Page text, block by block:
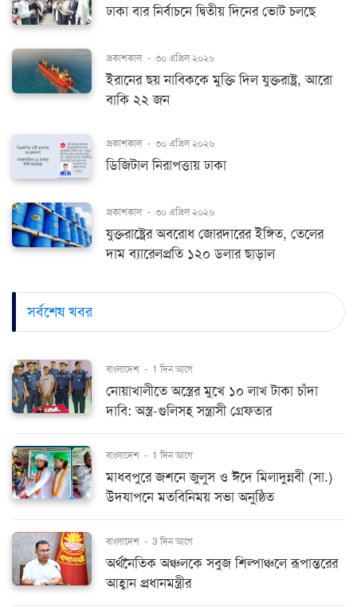
ঢাকা বার নির্বাচনে দ্বিতীয় দিনের ভোট চলছে
প্রকাশকাল - ৩০ এপ্রিল ২০২৬
ইরানের ছয় নাবিককে মুক্তি দিল যুক্তরাষ্ট্র, আরো
বাকি ২২ জন
প্রকাশকাল - ৩০ এপ্রিল ২০২৬
ডিজিটাল নিরাপত্তায় ঢাকা
প্রকাশকাল - ৩০ এপ্রিল ২০২৬
যুক্তরাষ্ট্রের অবরোধ জোরদারের ইঙ্গিত, তেলের
দাম ব্যারেলপ্রতি ১২০ ডলার ছাড়াল
সর্বশেষ খবর
বাংলাদেশ - 1 দিন আগে
নোয়াখালীতে অস্ত্রের মুখে ১০ লাখ টাকা চাঁদা
দাবি: অস্ত্র-গুলিসহ সন্ত্রাসী গ্রেফতার
বাংলাদেশ - 1 দিন আগে
মাধবপুরে জশনে জুলুস ও ঈদে মিলাদুন্নবী (সা.)
উদযাপনে মতবিনিময় সভা অনুষ্ঠিত
বাংলাদেশ - 3 দিন আগে
অর্থনৈতিক অঞ্চলকে সবুজ শিল্পাঞ্চলে রূপান্তরের
আহ্বান প্রধানমন্ত্রীর